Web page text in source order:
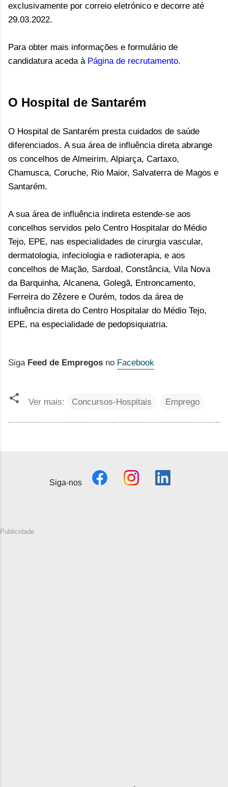
exclusivamente por correio eletrónico e decorre até
29.03.2022.
Para obter mais informações e formulário de
candidatura aceda à Página de recrutamento.
O Hospital de Santarém
O Hospital de Santarém presta cuidados de saúde
diferenciados. A sua área de influência direta abrange
os concelhos de Almeirim, Alpiarça, Cartaxo,
Chamusca, Coruche, Rio Maior, Salvaterra de Magos e
Santarém.
A sua área de influência indireta estende-se aos
concelhos servidos pelo Centro Hospitalar do Médio
Tejo, EPE, nas especialidades de cirurgia vascular,
dermatologia, infeciologia e radioterapia, e aos
concelhos de Mação, Sardoal, Constância, Vila Nova
da Barquinha, Alcanena, Golegã, Entroncamento,
Ferreira do Zêzere e Ourém, todos da área de
influência direta do Centro Hospitalar do Médio Tejo,
EPE, na especialidade de pedopsiquiatria.
Siga Feed de Empregos no Facebook
Ver mais: Concursos-Hospitais Emprego
Siga-nos
Publicidade